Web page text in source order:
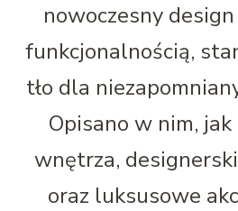
nowoczesny
funkcjonalnością,
tło dla
Opisano w nim,
wnętrza,
oraz luksusowe